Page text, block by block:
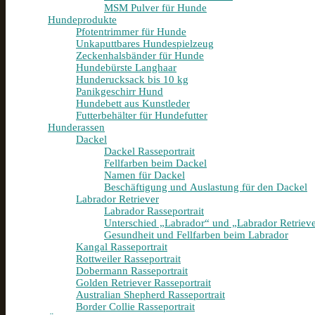
MSM Pulver für Hunde
Hundeprodukte
Pfotentrimmer für Hunde
Unkaputtbares Hundespielzeug
Zeckenhalsbänder für Hunde
Hundebürste Langhaar
Hunderucksack bis 10 kg
Panikgeschirr Hund
Hundebett aus Kunstleder
Futterbehälter für Hundefutter
Hunderassen
Dackel
Dackel Rasseportrait
Fellfarben beim Dackel
Namen für Dackel
Beschäftigung und Auslastung für den Dackel
Labrador Retriever
Labrador Rasseportrait
Unterschied „Labrador“ und „Labrador
Gesundheit und Fellfarben beim Labrador
Kangal Rasseportrait
Rottweiler Rasseportrait
Dobermann Rasseportrait
Golden Retriever Rasseportrait
Australian Shepherd Rasseportrait
Border Collie Rasseportrait